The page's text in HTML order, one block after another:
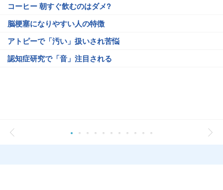
コーヒー 朝すぐ飲むのはダメ?
脳梗塞になりやすい人の特徴
アトピーで「汚い」扱いされ苦悩
認知症研究で「音」注目される